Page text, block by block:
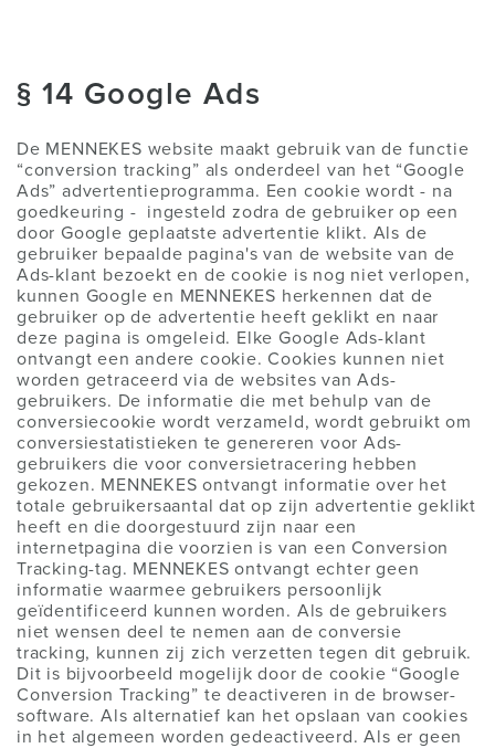
§ 14 Google Ads
De MENNEKES website maakt gebruik van de functie
“conversion tracking” als onderdeel van het “Google
Ads” advertentieprogramma. Een cookie wordt - na
goedkeuring - ingesteld zodra de gebruiker op een
door Google geplaatste advertentie klikt. Als de
gebruiker bepaalde pagina's van de website van de
Ads-klant bezoekt en de cookie is nog niet verlopen,
kunnen Google en MENNEKES herkennen dat de
gebruiker op de advertentie heeft geklikt en naar
deze pagina is omgeleid. Elke Google Ads-klant
ontvangt een andere cookie. Cookies kunnen niet
worden getraceerd via de websites van Ads-
gebruikers. De informatie die met behulp van de
conversiecookie wordt verzameld, wordt gebruikt om
conversiestatistieken te genereren voor Ads-
gebruikers die voor conversietracering hebben
gekozen. MENNEKES ontvangt informatie over het
totale gebruikersaantal dat op zijn advertentie geklikt
heeft en die doorgestuurd zijn naar een
internetpagina die voorzien is van een Conversion
Tracking-tag. MENNEKES ontvangt echter geen
informatie waarmee gebruikers persoonlijk
geïdentificeerd kunnen worden. Als de gebruikers
niet wensen deel te nemen aan de conversie
tracking, kunnen zij zich verzetten tegen dit gebruik.
Dit is bijvoorbeeld mogelijk door de cookie “Google
Conversion Tracking” te deactiveren in de browser-
software. Als alternatief kan het opslaan van cookies
in het algemeen worden gedeactiveerd. Als er geen